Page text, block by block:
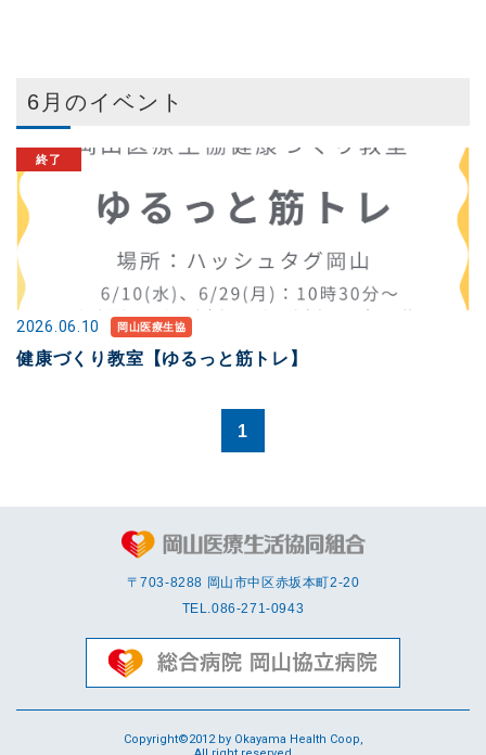
6月のイベント
2026.06.10 岡山医療生協
健康づくり教室【ゆるっと筋トレ】
1
〒703-8288 岡⼭市中区赤坂本町2-20
TEL.086-271-0943
Copyright©2012 by Okayama Health Coop,